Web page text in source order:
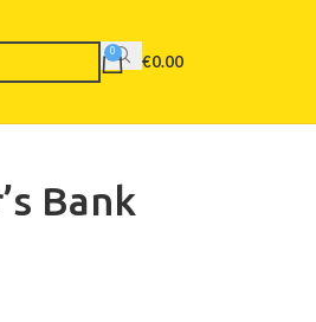
0 €0.00
Bank